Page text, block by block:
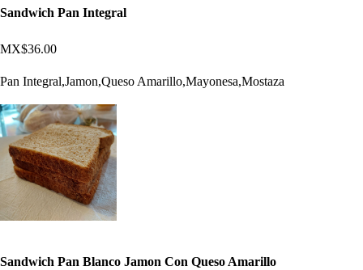
Sandwich Pan Integral
MX$36.00
Pan Integral,Jamon,Queso Amarillo,Mayonesa,Mostaza
Sandwich Pan Blanco Jamon Con Queso Amarillo